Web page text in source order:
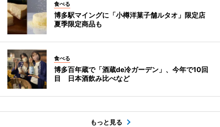
食べる
博多駅マイングに「小樽洋菓子舗ルタオ」限定店
夏季限定商品も
食べる
博多百年蔵で「酒蔵de冷ガーデン」、今年で10回
目 日本酒飲み比べなど
もっと見る